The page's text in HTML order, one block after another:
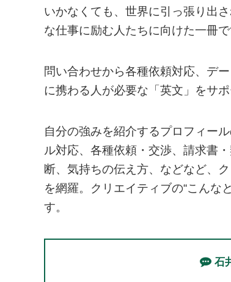
いかなくても、世界に引っ張り出
な仕事に励む人たちに向けた一冊で
問い合わせから各種依頼対応、デ
に携わる人が必要な「英文」をサポ
自分の強みを紹介するプロフィー
ル対応、各種依頼・交渉、請求書
断、気持ちの伝え方、などなど、
を網羅。クリエイティブの“こんな
す。
石